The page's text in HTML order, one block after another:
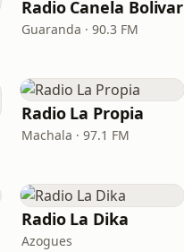
Radio Canela Bolivar
Guaranda · 90.3 FM
Radio La Propia
Machala · 97.1 FM
Radio La Dika
Azogues